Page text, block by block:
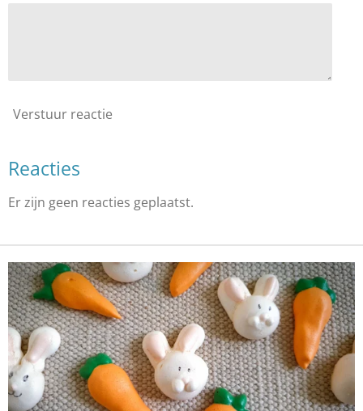
Verstuur reactie
Reacties
Er zijn geen reacties geplaatst.